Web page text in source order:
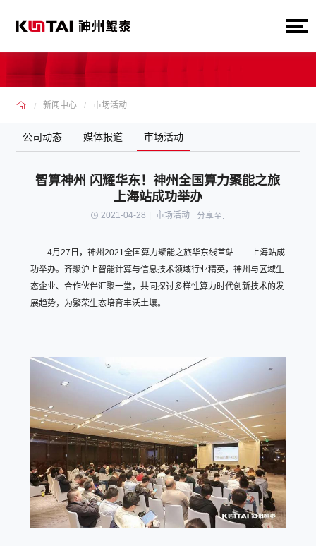
新闻中心 市场活动
公司动态 媒体报道 市场活动
智算神州 闪耀华东！神州全国算力聚能之旅
上海站成功举办
2021-04-28 市场活动 分享至:
4月27日，神州2021全国算力聚能之旅华东线首站——上海站成
功举办。齐聚沪上智能计算与信息技术领域行业精英，神州与区域生
态企业、合作伙伴汇聚一堂，共同探讨多样性算力时代创新技术的发
展趋势，为繁荣生态培育丰沃土壤。